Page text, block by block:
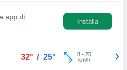
app di
Installa
32° / 25° 8- 25
km/h